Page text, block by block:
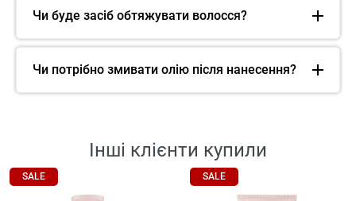
Чи буде засіб обтяжувати волосся?
Чи потрібно змивати олію після нанесення?
Інші клієнти купили
SALE SALE